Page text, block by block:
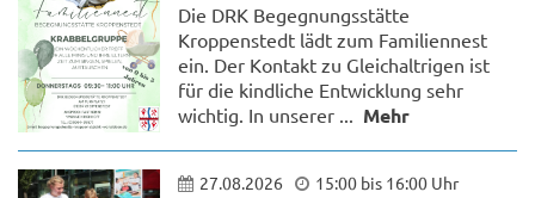
Die DRK Begegnungsstätte
Kroppenstedt lädt zum Familiennest
ein. Der Kontakt zu Gleichaltrigen ist
für die kindliche Entwicklung sehr
wichtig. In unserer ... Mehr
27.08.2026 15:00 bis 16:00 Uhr